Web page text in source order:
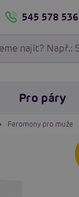
545 578 536
Pro páry
Feromony pro muže